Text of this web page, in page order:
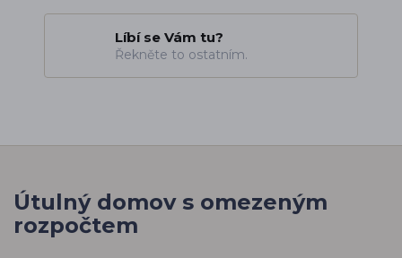
Líbí se Vám tu?
Řekněte to ostatním.
Útulný domov s omezeným
rozpočtem